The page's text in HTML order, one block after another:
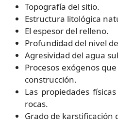
Topografía del sitio.
Estructura litológica
El espesor del relleno.
Profundidad del nivel
Agresividad del agua
Procesos exógenos
construcción.
Las propiedades
rocas.
Grado de karstificación